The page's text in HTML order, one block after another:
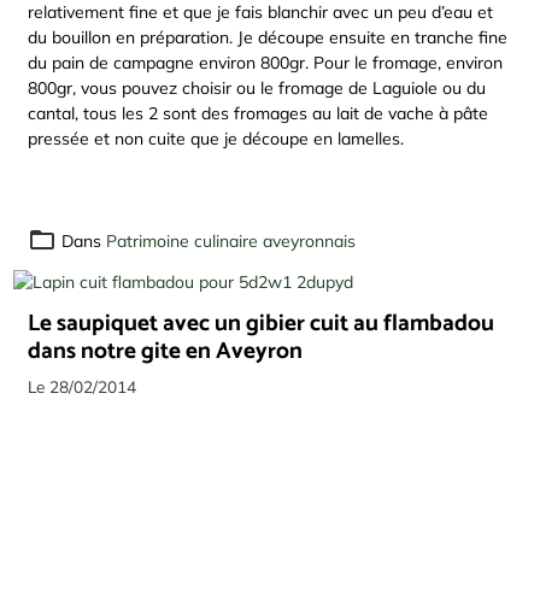
relativement fine et que je fais blanchir avec un peu d’eau et
du bouillon en préparation. Je découpe ensuite en tranche fine
du pain de campagne environ 800gr. Pour le fromage, environ
800gr, vous pouvez choisir ou le fromage de Laguiole ou du
cantal, tous les 2 sont des fromages au lait de vache à pâte
pressée et non cuite que je découpe en lamelles.
Dans Patrimoine culinaire aveyronnais
Le saupiquet avec un gibier cuit au flambadou
dans notre gite en Aveyron
Le 28/02/2014